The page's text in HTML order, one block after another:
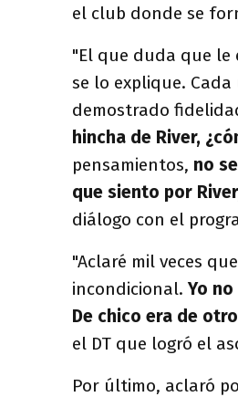
el club donde se
"El que duda que le
se lo explique.
demostrado
hincha de River,
pensamientos, no
que siento por
diálogo con el
"Aclaré mil veces
incondicional. Yo
De chico era de
el DT que logró el
Por último, aclaró